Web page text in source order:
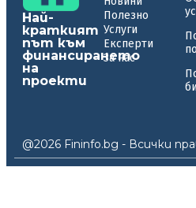
Най-
краткият
път към
финансирането
на
проекти
Полезно
Услуги
Експерти
За нас
@2026 Fininfo.bg - Всички